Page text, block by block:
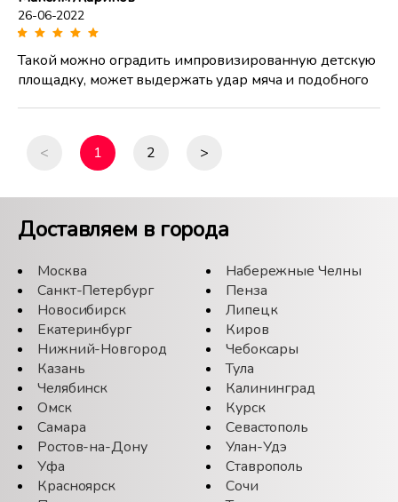
26-06-2022
Такой можно оградить импровизированную детскую
площадку, может выдержать удар мяча и подобного
< 1 2 >
Доставляем в города
Москва
Санкт-Петербург
Новосибирск
Екатеринбург
Нижний-Новгород
Казань
Челябинск
Омск
Самара
Ростов-на-Дону
Уфа
Красноярск
Набережные Челны
Пенза
Липецк
Киров
Чебоксары
Тула
Калининград
Курск
Севастополь
Улан-Удэ
Ставрополь
Сочи